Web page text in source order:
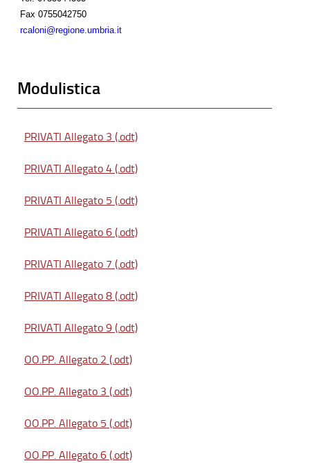
Fax 0755042750
rcaloni@regione.umbria.it
Modulistica
PRIVATI Allegato 3 (.odt)
PRIVATI Allegato 4 (.odt)
PRIVATI Allegato 5 (.odt)
PRIVATI Allegato 6 (.odt)
PRIVATI Allegato 7 (.odt)
PRIVATI Allegato 8 (.odt)
PRIVATI Allegato 9 (.odt)
OO.PP. Allegato 2 (.odt)
OO.PP. Allegato 3 (.odt)
OO.PP. Allegato 5 (.odt)
OO.PP. Allegato 6 (.odt)